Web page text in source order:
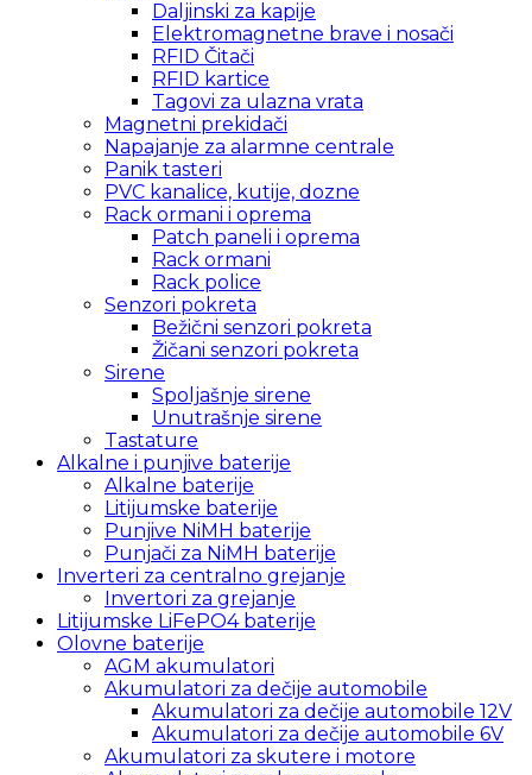
Daljinski za kapije
Elektromagnetne brave i nosači
RFID Čitači
RFID kartice
Tagovi za ulazna vrata
Magnetni prekidači
Napajanje za alarmne centrale
Panik tasteri
PVC kanalice, kutije, dozne
Rack ormani i oprema
Patch paneli i oprema
Rack ormani
Rack police
Senzori pokreta
Bežični senzori pokreta
Žičani senzori pokreta
Sirene
Spoljašnje sirene
Unutrašnje sirene
Tastature
Alkalne i punjive baterije
Alkalne baterije
Litijumske baterije
Punjive NiMH baterije
Punjači za NiMH baterije
Inverteri za centralno grejanje
Invertori za grejanje
Litijumske LiFePO4 baterije
Olovne baterije
AGM akumulatori
Akumulatori za dečije automobile
Akumulatori za dečije automobile 12V
Akumulatori za dečije automobile 6V
Akumulatori za skutere i motore